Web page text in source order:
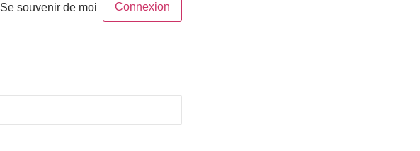
Se souvenir de moi